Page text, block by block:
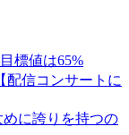
標値は65%
配信コンサートに
に誇りを持つの